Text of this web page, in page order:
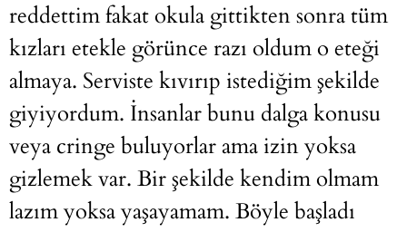
reddettim fakat okula gittikten sonra tüm
kızları etekle görünce razı oldum o eteği
almaya. Serviste kıvırıp istediğim şekilde
giyiyordum. İnsanlar bunu dalga konusu
veya cringe buluyorlar ama izin yoksa
gizlemek var. Bir şekilde kendim olmam
lazım yoksa yaşayamam. Böyle başladı